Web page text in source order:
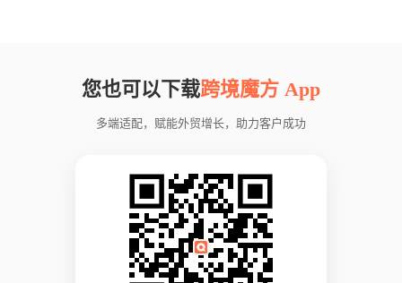
您也可以下载跨境魔方 App
多端适配，赋能外贸增长，助力客户成功